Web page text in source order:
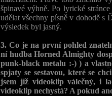
špinavé výhně. Po lyrické
udělat všechny písně v dohodě s
výsledek byl jasný.
3. Co je na první pohled
ní hudba Horned Almighty
punk-black metalu :-) ) a
spjaty se sestavou, které se
jsem již videoklip válečný, i
videoklip nechystá? A pokud